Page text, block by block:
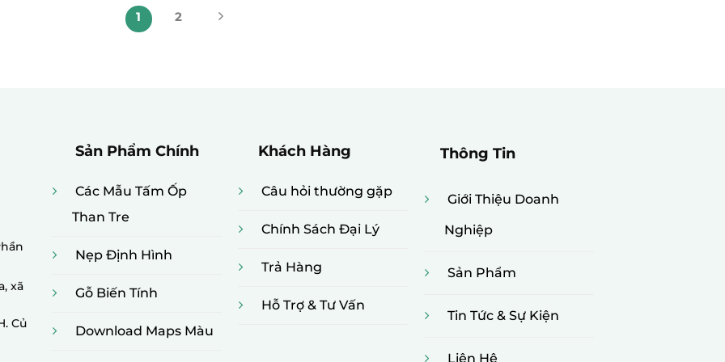
1 2
xã
Củ
Sản Phẩm Chính
Các Mẫu Tấm Ốp
Than Tre
Nẹp Định Hình
Gỗ Biến Tính
Download Maps Màu
Khách Hàng
Câu hỏi thường gặp
Chính Sách Đại Lý
Trả Hàng
Hỗ Trợ & Tư Vấn
Thông Tin
Giới Thiệu Doanh
Nghiệp
Sản Phẩm
Tin Tức & Sự Kiện
Liên Hệ